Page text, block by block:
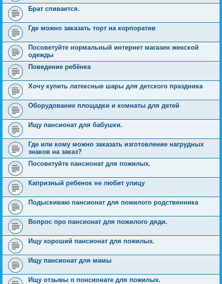
Брат спивается.
Где можно заказать торт на корпоратив
Посоветуйте нормальный интернет магазин женской
одежды
Поведение ребёнка
Хочу купить латексные шары для детского праздника
Оборудование площадки и комнаты для детей
Ищу пансионат для бабушки.
Где или кому можно заказать изготовление нагрудных
знаков на заказ?
Посоветуйте пансионат для пожилых.
Капризный ребенок не любит улицу
Подыскиваю пансионат для пожилого родственника
Вопрос про пансионат для пожилого дяди.
Ищу хороший пансионат для пожилых.
Ищу пансионат для мамы
Ищу отзывы о понсионате для пожилых.